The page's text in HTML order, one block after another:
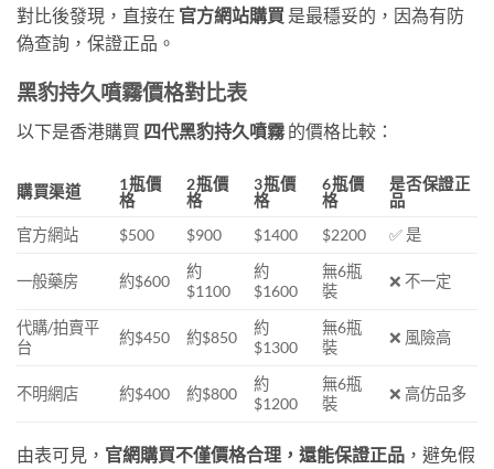
對比後發現，直接在 官方網站購買 是最穩妥的，因為有防
偽查詢，保證正品。
黑豹持久噴霧價格對比表
以下是香港購買 四代黑豹持久噴霧 的價格比較：
購買渠道
1瓶價
格
2瓶價
格
3瓶價
格
6瓶價
格
是否保證正
品
官方網站
$500 $900 $1400 $2200 ✅ 是
一般藥房 約$600
約
$1100
約
$1600
無6瓶
裝
❌ 不一定
代購/拍賣平
台
約$450 約$850
約
$1300
無6瓶
裝
❌ 風險高
不明網店 約$400 約$800
約
$1200
無6瓶
裝
❌ 高仿品多
由表可見， 官網購買不僅價格合理，還能保證正品 ，避免假